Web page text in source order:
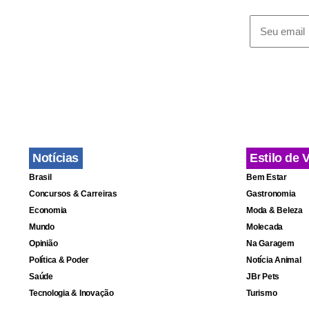
melhor
quase
iniciativa!”.
enganosa”,
se
no ranking
divulgam
Notícias
Brasil
Concursos & Carreiras
Economia
Mundo
Opinião
Política & Poder
Saúde
Tecnologia & Inovação
Estilo de
Bem Estar
Gastronomia
Moda & Beleza
Molecada
Na Garagem
Notícia Animal
JBr Pets
Turismo